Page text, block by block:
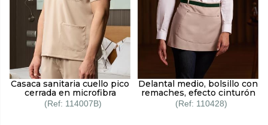
Casaca sanitaria cuello pico
cerrada en microfibra
114007B
Delantal medio, bolsillo con
remaches, efecto cinturón
110428